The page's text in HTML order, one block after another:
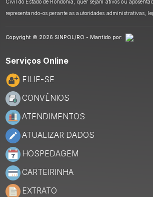
Civil do Estado de Rondônia, quer sejam ativos ou
representando-os perante as autoridades administrativas,
Copyright © 2026 SINPOL/RO - Mantido por:
Serviços Online
FILIE-SE
CONVÊNIOS
ATENDIMENTOS
ATUALIZAR DADOS
HOSPEDAGEM
CARTEIRINHA
EXTRATO